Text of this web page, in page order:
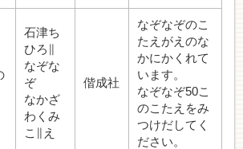
石津ち
ひろ∥
なぞな
ぞ
なかざ
わくみ
こ∥え
偕成社
なぞなぞのこ
たえがえのな
かにかくれて
います。
なぞなぞ50こ
のこたえをみ
つけだしてく
ださい。